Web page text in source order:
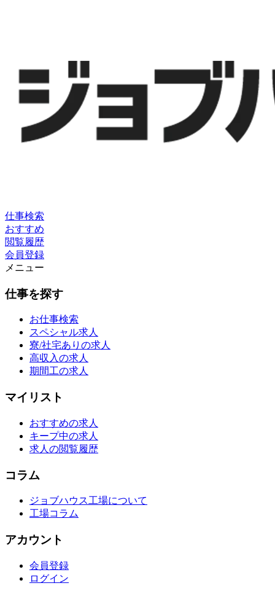
仕事検索
おすすめ
閲覧履歴
会員登録
メニュー
仕事を探す
お仕事検索
スペシャル求人
寮/社宅ありの求人
高収入の求人
期間工の求人
マイリスト
おすすめの求人
キープ中の求人
求人の閲覧履歴
コラム
ジョブハウス工場について
工場コラム
アカウント
会員登録
ログイン